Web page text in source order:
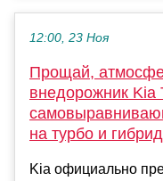
12:00, 23 Ноя
Прощай,
внедорожник Kia
на турбо и
Kia официально